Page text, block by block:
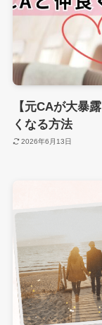
【元CAが大暴
くなる方法
2026年6月13日